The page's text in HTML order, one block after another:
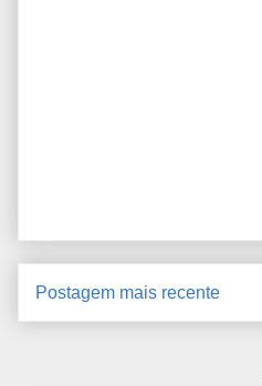
Postagem mais recente